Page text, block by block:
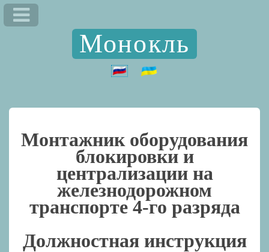
Монокль
Монтажник оборудования
блокировки и
централизации на
железнодорожном
транспорте 4-го разряда
Должностная инструкция